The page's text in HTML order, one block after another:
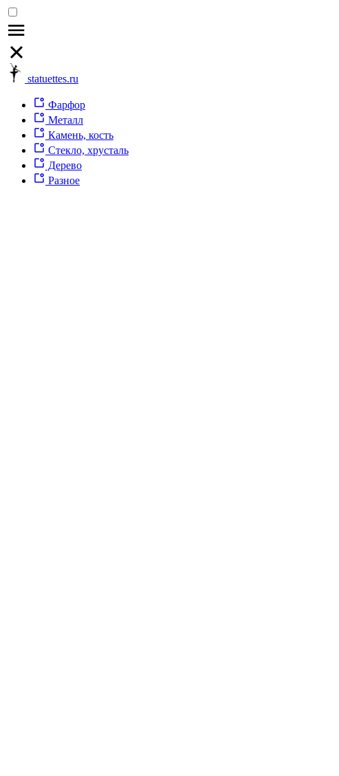
statuettes.ru
Фарфор
Металл
Камень, кость
Стекло, хрусталь
Дерево
Разное